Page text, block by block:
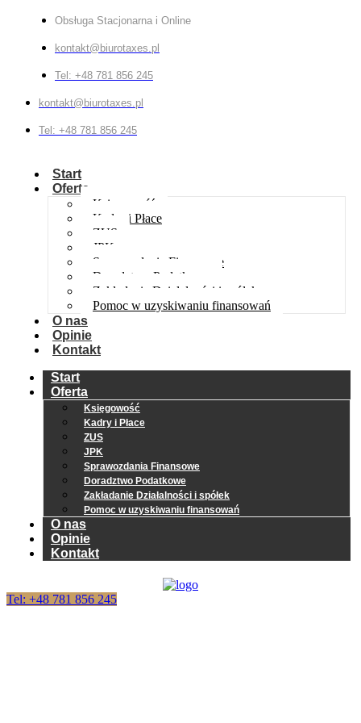
Obsługa Stacjonarna i Online
kontakt@biurotaxes.pl
Tel: +48 781 856 245
kontakt@biurotaxes.pl
Tel: +48 781 856 245
Start
Oferta
Księgowość
Kadry i Płace
ZUS
JPK
Sprawozdania Finansowe
Doradztwo Podatkowe
Zakładanie Działalności i spółek
Pomoc w uzyskiwaniu finansowań
O nas
Opinie
Kontakt
Start
Oferta
Księgowość
Kadry i Płace
ZUS
JPK
Sprawozdania Finansowe
Doradztwo Podatkowe
Zakładanie Działalności i spółek
Pomoc w uzyskiwaniu finansowań
O nas
Opinie
Kontakt
Tel: +48 781 856 245